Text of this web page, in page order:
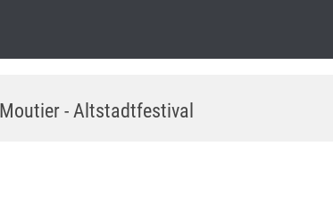
- Altstadtfestival